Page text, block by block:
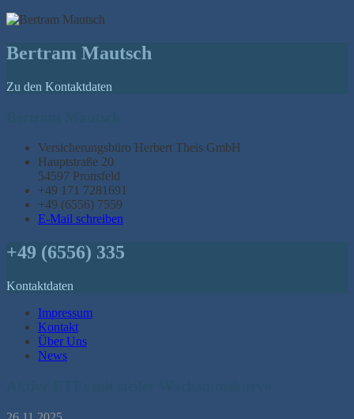
Bertram Mautsch
Zu den Kontaktdaten
Versicherungsbüro Herbert Theis GmbH
Hauptstraße 20
54597 Pronsfeld
+49 171 7281691
+49 (6556) 7559
E-Mail schreiben
+49 (6556) 335
Kontaktdaten
Impressum
Kontakt
Über Uns
News